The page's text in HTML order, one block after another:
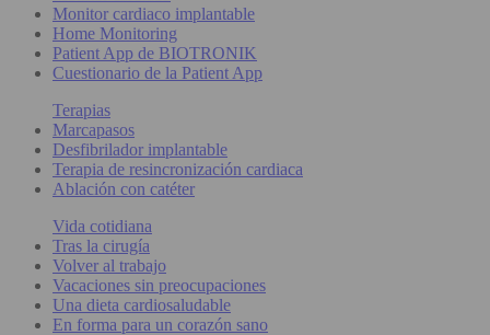
Monitor cardiaco implantable
Home Monitoring
Patient App de BIOTRONIK
Cuestionario de la Patient App
Terapias
Marcapasos
Desfibrilador implantable
Terapia de resincronización cardiaca
Ablación con catéter
Vida cotidiana
Tras la cirugía
Volver al trabajo
Vacaciones sin preocupaciones
Una dieta cardiosaludable
En forma para un corazón sano